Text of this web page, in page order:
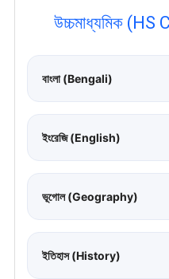
উচ্চমাধ্যমিক
বাংলা (Bengali)
ইংরেজি (English)
ভূগোল (Geography)
ইতিহাস (History)